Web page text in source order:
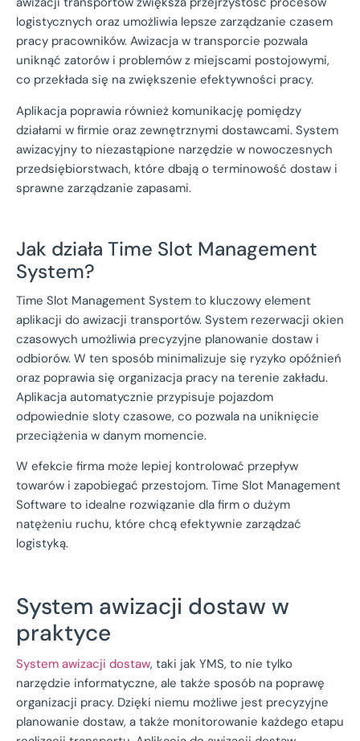
logistycznych oraz umożliwia lepsze zarządzanie czasem
pracy pracowników. Awizacja w transporcie pozwala
uniknąć zatorów i problemów z miejscami postojowymi,
co przekłada się na zwiększenie efektywności pracy.
Aplikacja poprawia również komunikację pomiędzy
działami w firmie oraz zewnętrznymi dostawcami. System
awizacyjny to niezastąpione narzędzie w nowoczesnych
przedsiębiorstwach, które dbają o terminowość dostaw i
sprawne zarządzanie zapasami.
Jak działa Time Slot Management
System?
Time Slot Management System to kluczowy element
aplikacji do awizacji transportów. System rezerwacji okien
czasowych umożliwia precyzyjne planowanie dostaw i
odbiorów. W ten sposób minimalizuje się ryzyko opóźnień
oraz poprawia się organizacja pracy na terenie zakładu.
Aplikacja automatycznie przypisuje pojazdom
odpowiednie sloty czasowe, co pozwala na uniknięcie
przeciążenia w danym momencie.
W efekcie firma może lepiej kontrolować przepływ
towarów i zapobiegać przestojom. Time Slot Management
Software to idealne rozwiązanie dla firm o dużym
natężeniu ruchu, które chcą efektywnie zarządzać
logistyką.
System awizacji dostaw w
praktyce
System awizacji dostaw, taki jak YMS, to nie tylko
narzędzie informatyczne, ale także sposób na poprawę
organizacji pracy. Dzięki niemu możliwe jest precyzyjne
planowanie dostaw, a także monitorowanie każdego etapu